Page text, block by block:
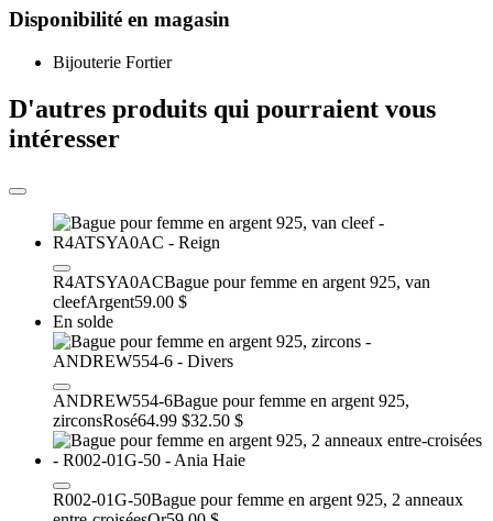
Disponibilité en magasin
Bijouterie Fortier
D'autres produits qui pourraient vous
intéresser
R4ATSYA0ACBague pour femme en argent 925, van
cleefArgent59.00 $
En solde
ANDREW554-6Bague pour femme en argent 925,
zirconsRosé64.99 $32.50 $
R002-01G-50Bague pour femme en argent 925, 2 anneaux